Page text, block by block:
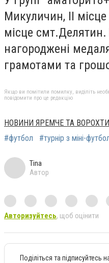
Микуличин, ІІ
місце
нагороджені
грамотами та
Якщо ви помітили помилку, виділіть
повідомити про це редакцію
НОВИНИ ЯРЕМЧЕ ТА ВОРОХТИ
#футбол
#турнір з міні-
Tina
Автор
Авторизуйтесь, щоб оцінити
Поділіться та підписуйтесь